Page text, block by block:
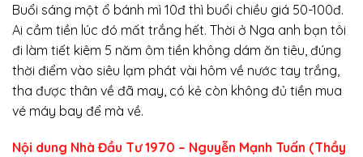
Buổi sáng một ổ bánh mì 10đ thì buổi chiều giá 50-100đ.
Ai cầm tiền lúc đó mất trắng hết. Thời ở Nga anh bạn tôi
đi làm tiết kiêm 5 năm ôm tiền không dám ăn tiêu, đúng
thời điểm vào siêu lạm phát vài hôm về nước tay trắng,
tha được thân về đã may, có kẻ còn không đủ tiền mua
vé máy bay để mà về.
Nội dung Nhà Đầu Tư 1970 – Nguyễn Mạnh Tuấn (Thầy